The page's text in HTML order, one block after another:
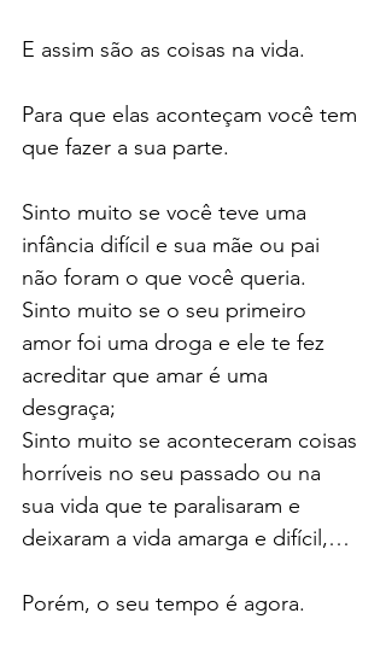
E assim são as coisas na vida.
Para que elas aconteçam você tem
que fazer a sua parte.
Sinto muito se você teve uma
infância difícil e sua mãe ou pai
não foram o que você queria.
Sinto muito se o seu primeiro
amor foi uma droga e ele te fez
acreditar que amar é uma
desgraça;
Sinto muito se aconteceram coisas
horríveis no seu passado ou na
sua vida que te paralisaram e
deixaram a vida amarga e difícil,…
Porém, o seu tempo é agora.